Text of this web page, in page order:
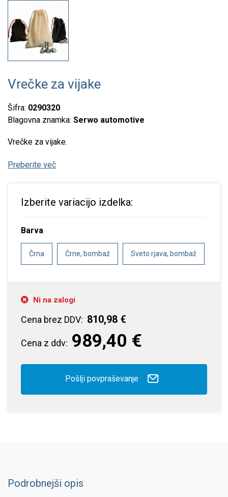
Vrečke za vijake
Šifra: 0290320
Blagovna znamka: Serwo automotive
Vrečke za vijake.
Preberite več
Izberite variacijo izdelka:
Barva
Črna Črne, bombaž Sveto rjava, bombaž
Ni na zalogi
Cena z ddv: 989,40 €
Cena brez DDV: 810,98 €
Pošlji povpraševanje
Podrobnejši opis